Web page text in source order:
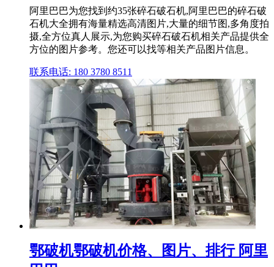
阿里巴巴为您找到约35张碎石破石机,阿里巴巴的碎石破
石机大全拥有海量精选高清图片,大量的细节图,多角度拍
摄,全方位真人展示,为您购买碎石破石机相关产品提供全
方位的图片参考。您还可以找等相关产品图片信息。
联系电话: 180 3780 8511
鄂破机鄂破机价格、图片、排行 阿里